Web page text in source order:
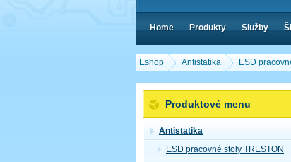
Eshop Antistatika ESD
Produktové menu
Antistatika
ESD pracovné stoly TRESTON
Home Produkty Služby